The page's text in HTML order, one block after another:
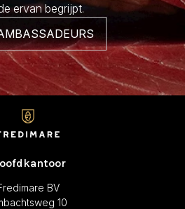
ervan begrijpt.
BV
10